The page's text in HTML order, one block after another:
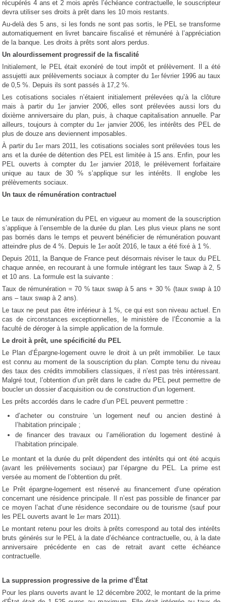
récupérés 4 ans et 2 mois après l’échéance contractuelle, le souscripteur
devra utiliser ses droits à prêt dans les 10 mois restants.
Au-delà des 5 ans, si les fonds ne sont pas sortis, le PEL se transforme
automatiquement en livret bancaire fiscalisé et rémunéré à l’appréciation
de la banque. Les droits à prêts sont alors perdus.
Un alourdissement progressif de la fiscalité
Initialement, le PEL était exonéré de tout impôt et prélèvement. Il a été
assujetti aux prélèvements sociaux à compter du 1erfévrier 1996 au taux
de 0,5 %. Depuis ils sont passés à 17,2 %.
Les cotisations sociales n’étaient initialement prélevées qu’à la clôture
mais à partir du 1erjanvier 2006, elles sont prélevées aussi lors du
dixième anniversaire du plan, puis, à chaque capitalisation annuelle. Par
ailleurs, toujours à compter du 1er janvier 2006, les intérêts des PEL de
plus de douze ans deviennent imposables.
À partir du 1er mars 2011, les cotisations sociales sont prélevées tous les
ans et la durée de détention des PEL est limitée à 15 ans. Enfin, pour les
PEL ouverts à compter du 1er janvier 2018, le prélèvement forfaitaire
unique au taux de 30 % s’applique sur les intérêts. Il englobe les
prélèvements sociaux.
Un taux de rémunération contractuel
Le taux de rémunération du PEL en vigueur au moment de la souscription
s’applique à l’ensemble de la durée du plan. Les plus vieux plans ne sont
pas bornés dans le temps et peuvent bénéficier de rémunération pouvant
atteindre plus de 4 %. Depuis le 1eraoût 2016, le taux a été fixé à 1 %.
Depuis 2011, la Banque de France peut désormais réviser le taux du PEL
chaque année, en recourant à une formule intégrant les taux Swap à 2, 5
et 10 ans. La formule est la suivante :
Taux de rémunération = 70 % taux swap à 5 ans + 30 % (taux swap à 10
ans – taux swap à 2 ans).
Le taux ne peut pas être inférieur à 1 %, ce qui est son niveau actuel. En
cas de circonstances exceptionnelles, le ministère de l’Économie a la
faculté de déroger à la simple application de la formule.
Le droit à prêt, une spécificité du PEL
Le Plan d’Épargne-logement ouvre le droit à un prêt immobilier. Le taux
est connu au moment de la souscription du plan. Compte tenu du niveau
des taux des crédits immobiliers classiques, il n’est pas très intéressant.
Malgré tout, l’obtention d’un prêt dans le cadre du PEL peut permettre de
boucler un dossier d’acquisition ou de construction d’un logement.
Les prêts accordés dans le cadre d’un PEL peuvent permettre :
d’acheter ou construire ‘un logement neuf ou ancien destiné à
l’habitation principale ;
de financer des travaux ou l’amélioration du logement destiné à
l’habitation principale.
Le montant et la durée du prêt dépendent des intérêts qui ont été acquis
(avant les prélèvements sociaux) par l’épargne du PEL. La prime est
versée au moment de l’obtention du prêt.
Le Prêt épargne-logement est réservé au financement d’une opération
concernant une résidence principale. Il n’est pas possible de financer par
ce moyen l’achat d’une résidence secondaire ou de tourisme (sauf pour
les PEL ouverts avant le 1er mars 2011).
Le montant retenu pour les droits à prêts correspond au total des intérêts
bruts générés sur le PEL à la date d’échéance contractuelle, ou, à la date
anniversaire précédente en cas de retrait avant cette échéance
contractuelle.
La suppression progressive de la prime d’État
Pour les plans ouverts avant le 12 décembre 2002, le montant de la prime